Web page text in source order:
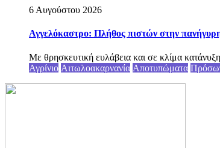
6 Αυγούστου 2026
Αγγελόκαστρο: Πλήθος πιστών στην
Με θρησκευτική ευλάβεια και σε κλίμα
Αγρίνιο Αιτωλοακαρνανία Αποτυπώματα